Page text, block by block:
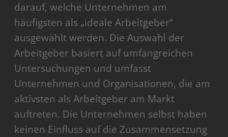
darauf, welche Unternehmen am
häufigsten als „ideale Arbeitgeber“
ausgewählt werden. Die Auswahl der
Arbeitgeber basiert auf umfangreichen
Untersuchungen und umfasst
Unternehmen und Organisationen, die am
aktivsten als Arbeitgeber am Markt
auftreten. Die Unternehmen selbst haben
keinen Einfluss auf die Zusammensetzung